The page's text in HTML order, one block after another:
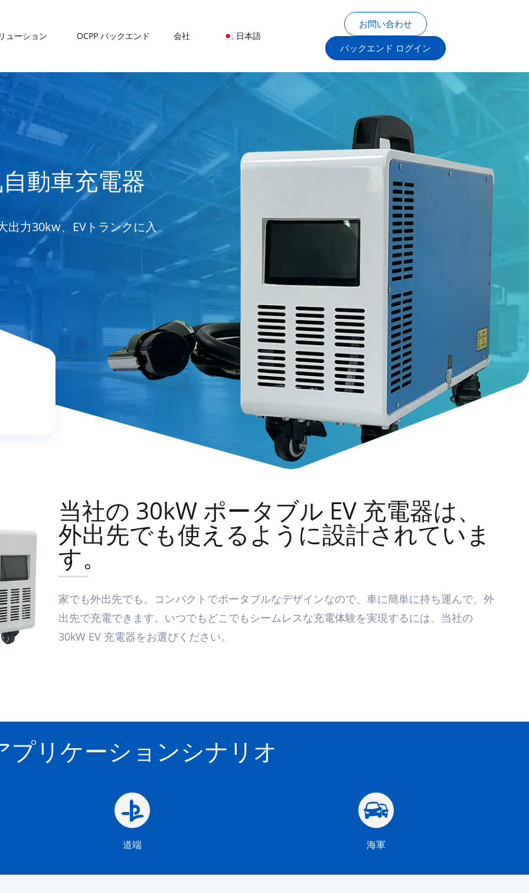
ューション OCPP バックエンド 会社 日本語
お問い合わせ
バックエンド ログイン
動車充電器
出力30kw、EVトランクに入
当社の 30kW ポータブル EV 充電器は、
外出先でも使えるように設計されていま
す。
家でも外出先でも。コンパクトでポータブルなデザインなので、車に簡単に持ち運んで、外
出先で充電できます。いつでもどこでもシームレスな充電体験を実現するには、当社の
30kW EV 充電器をお選びください。
プリケーションシナリオ
道端 海軍